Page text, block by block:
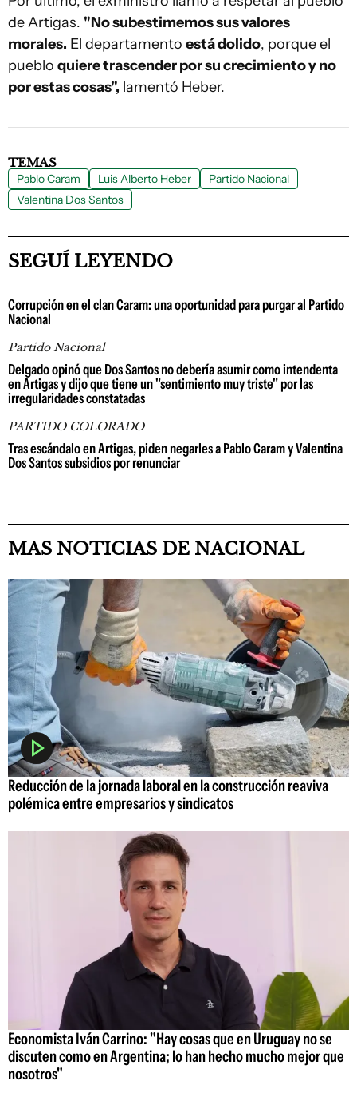
de Artigas. "No subestimemos sus valores
morales. El departamento está dolido, porque el
pueblo quiere trascender por su crecimiento y no
por estas cosas", lamentó Heber.
TEMAS
Pablo Caram Luis Alberto Heber
Partido Nacional
Valentina Dos Santos
SEGUÍ LEYENDO
Corrupción en el clan Caram: una oportunidad para purgar al Partido
Nacional
Partido Nacional
Delgado opinó que Dos Santos no debería asumir como intendenta
en Artigas y dijo que tiene un "sentimiento muy triste" por las
irregularidades constatadas
PARTIDO COLORADO
Tras escándalo en Artigas, piden negarles a Pablo Caram y Valentina
Dos Santos subsidios por renunciar
MAS NOTICIAS DE NACIONAL
Reducción de la jornada laboral en la construcción reaviva
polémica entre empresarios y sindicatos
Economista Iván Carrino: "Hay cosas que en Uruguay no se
discuten como en Argentina; lo han hecho mucho mejor que
nosotros"